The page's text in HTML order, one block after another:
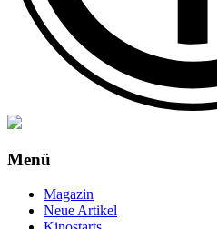
Menü
Magazin
Neue Artikel